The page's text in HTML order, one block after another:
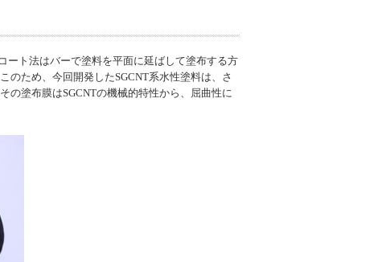
ート法はバーで塗料を平面に延ばして塗布する方
ため、今回開発したSGCNT系水性塗料は、さ
の塗布膜はSGCNTの機械的特性から、屈曲性に